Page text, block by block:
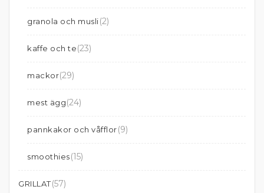
granola och musli(2)
kaffe och te(23)
mackor(29)
mest ägg(24)
pannkakor och våfflor(9)
smoothies(15)
GRILLAT(57)